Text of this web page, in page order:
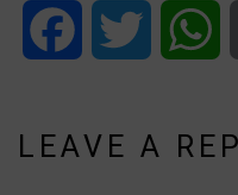
Facebook Twitter
LEAVE A